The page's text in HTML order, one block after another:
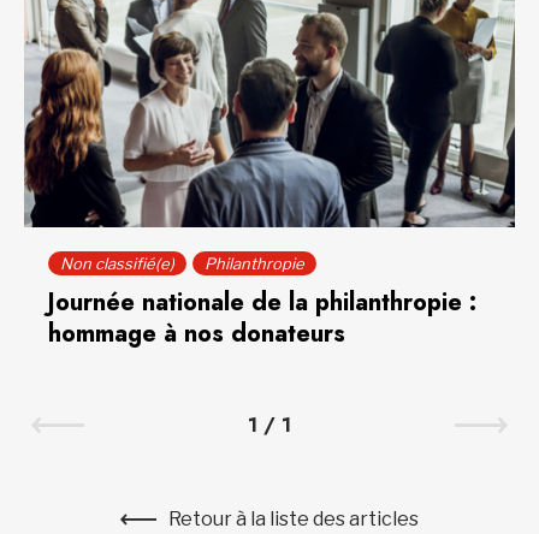
Non classifié(e) Philanthropie
Journée nationale de la philanthropie :
hommage à nos donateurs
1 / 1
Retour à la liste des articles